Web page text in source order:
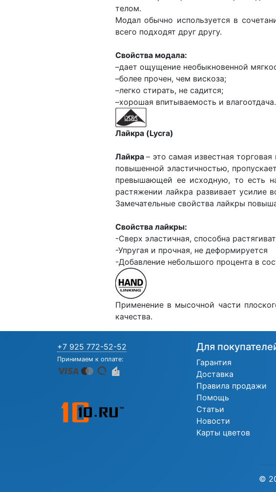
телом.
Модал обычно используется в
всего подходят друг другу.
Свойства модала:
–дает ощущение необыкновенной
–более прочен, чем вискоза;
–легко стирать, не садится;
–хорошая впитываемость и влагоотдача.
Лайкра (Lycra)
Лайкра– это самая известная
повышенной эластичностью,
превышающей ее исходную, то есть
растяжении лайкра развивает усилие
Замечательные свойства лайкры
Свойства лайкры:
-Сверх эластичная, способна
-Упругая и прочная, не деформируется
-Добавление небольшого процента в
Применение в мысочной части
качества.
+7 925 772-52-52
Принимаем к оплате:
Для
Гарантия
Доставка
Правила продажи
Помощь
Статьи
Новости
Карты цветов
©